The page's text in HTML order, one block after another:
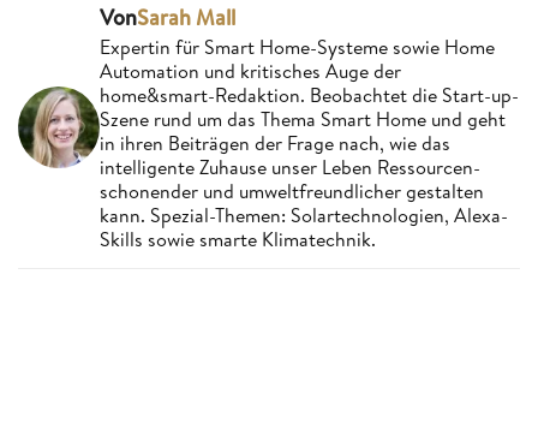
VonSarah Mall
Expertin für Smart Home-Systeme sowie Home
Automation und kritisches Auge der
home&smart-Redaktion. Beobachtet die Start-up-
Szene rund um das Thema Smart Home und geht
in ihren Beiträgen der Frage nach, wie das
intelligente Zuhause unser Leben Ressourcen-
schonender und umweltfreundlicher gestalten
kann. Spezial-Themen: Solartechnologien, Alexa-
Skills sowie smarte Klimatechnik.